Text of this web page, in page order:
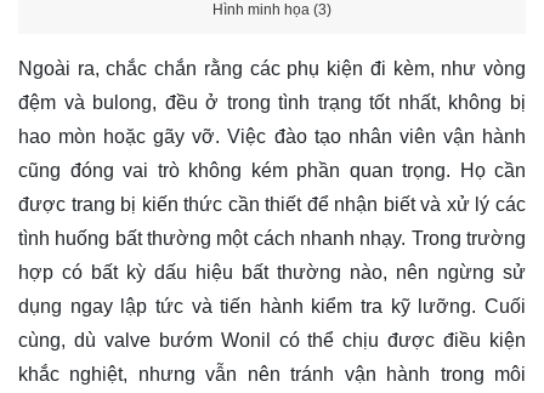
Hình minh họa (3)
Ngoài ra, chắc chắn rằng các phụ kiện đi kèm, như vòng
đệm và bulong, đều ở trong tình trạng tốt nhất, không bị
hao mòn hoặc gãy vỡ. Việc đào tạo nhân viên vận hành
cũng đóng vai trò không kém phần quan trọng. Họ cần
được trang bị kiến thức cần thiết để nhận biết và xử lý các
tình huống bất thường một cách nhanh nhạy. Trong trường
hợp có bất kỳ dấu hiệu bất thường nào, nên ngừng sử
dụng ngay lập tức và tiến hành kiểm tra kỹ lưỡng. Cuối
cùng, dù valve bướm Wonil có thể chịu được điều kiện
khắc nghiệt, nhưng vẫn nên tránh vận hành trong môi